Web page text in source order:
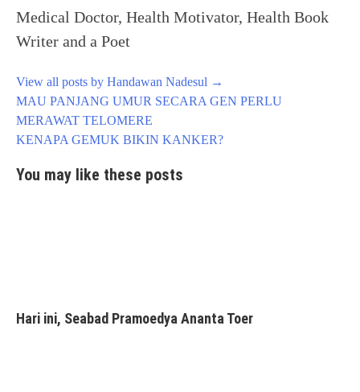
Medical Doctor, Health Motivator, Health Book
Writer and a Poet
View all posts by Handawan Nadesul →
Post
navigation
MAU PANJANG UMUR SECARA GEN PERLU
MERAWAT TELOMERE
KENAPA GEMUK BIKIN KANKER?
You may like these posts
Hari ini, Seabad Pramoedya Ananta Toer